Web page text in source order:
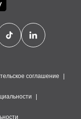
соглашение